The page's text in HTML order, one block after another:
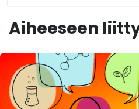
Aiheeseen